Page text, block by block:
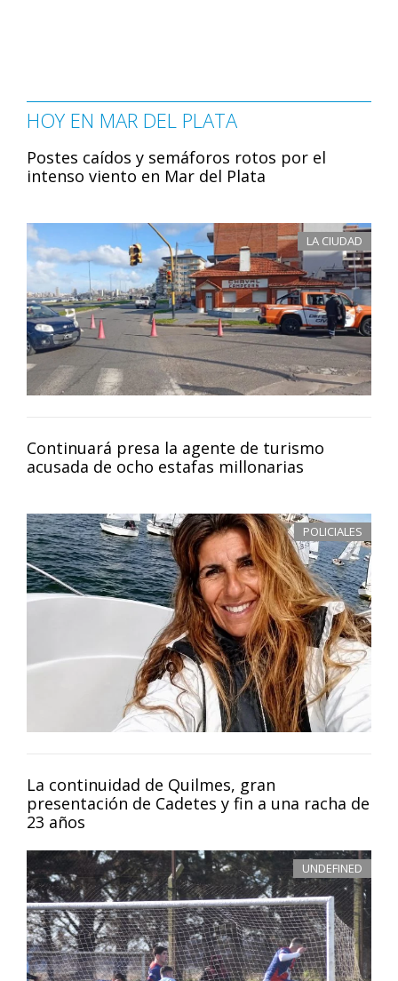
HOY EN MAR DEL PLATA
Postes caídos y semáforos rotos por el
intenso viento en Mar del Plata
LA CIUDAD
Continuará presa la agente de turismo
acusada de ocho estafas millonarias
POLICIALES
La continuidad de Quilmes, gran
presentación de Cadetes y fin a una racha de
23 años
UNDEFINED